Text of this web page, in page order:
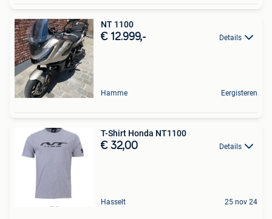
NT 1100
€ 12.999,- Details
Hamme Eergisteren
T-Shirt Honda NT1100
€ 32,00 Details
Hasselt 25 nov 24